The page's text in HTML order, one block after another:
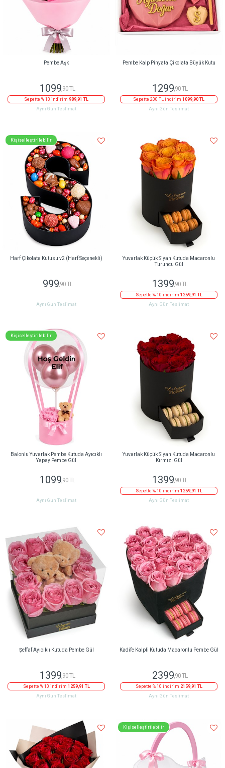
Pembe Aşk
1099,90 TL
Sepette % 10 indirim 989,91 TL
Aynı Gün Teslimat
Pembe Kalp Pinyata Çikolata Büyük Kutu
1299,90 TL
Sepette 200 TL indirim 1099,90 TL
Aynı Gün Teslimat
Kişiselleştirilebilir
Harf Çikolata Kutusu v2 (Harf Seçenekli)
999,90 TL
Aynı Gün Teslimat
Yuvarlak Küçük Siyah Kutuda Macaronlu
Turuncu Gül
1399,90 TL
Sepette % 10 indirim 1259,91 TL
Aynı Gün Teslimat
Kişiselleştirilebilir
Balonlu Yuvarlak Pembe Kutuda Ayıcıklı
Yapay Pembe Gül
1099 ,90 TL
Aynı Gün Teslimat
Yuvarlak Küçük Siyah Kutuda Macaronlu
Kırmızı Gül
1399 ,90 TL
Sepette % 10 indirim 1259,91 TL
Aynı Gün Teslimat
Şeffaf Ayıcıklı Kutuda Pembe Gül
1399,90 TL
Sepette % 10 indirim 1259,91 TL
Aynı Gün Teslimat
Kadife Kalpli Kutuda Macaronlu Pembe Gül
2399,90 TL
Sepette % 10 indirim 2159,91 TL
Aynı Gün Teslimat
Kişiselleştirilebilir